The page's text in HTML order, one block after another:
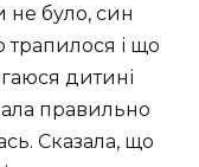
не було, син
трапилося і що
дитині
правильно
Сказала, що